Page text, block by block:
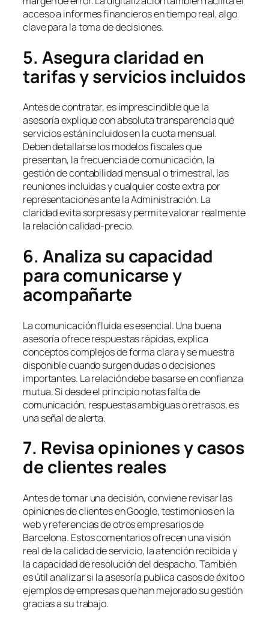
acceso a informes financieros en tiempo real, algo
clave para la toma de decisiones.
5. Asegura claridad en
tarifas y servicios incluidos
Antes de contratar, es imprescindible que la
asesoría explique con absoluta transparencia qué
servicios están incluidos en la cuota mensual.
Deben detallarse los modelos fiscales que
presentan, la frecuencia de comunicación, la
gestión de contabilidad mensual o trimestral, las
reuniones incluidas y cualquier coste extra por
representaciones ante la Administración. La
claridad evita sorpresas y permite valorar realmente
la relación calidad-precio.
6. Analiza su capacidad
para comunicarse y
acompañarte
La comunicación fluida es esencial. Una buena
asesoría ofrece respuestas rápidas, explica
conceptos complejos de forma clara y se muestra
disponible cuando surgen dudas o decisiones
importantes. La relación debe basarse en confianza
mutua. Si desde el principio notas falta de
comunicación, respuestas ambiguas o retrasos, es
una señal de alerta.
7. Revisa opiniones y casos
de clientes reales
Antes de tomar una decisión, conviene revisar las
opiniones de clientes en Google, testimonios en la
web y referencias de otros empresarios de
Barcelona. Estos comentarios ofrecen una visión
real de la calidad de servicio, la atención recibida y
la capacidad de resolución del despacho. También
es útil analizar si la asesoría publica casos de éxito o
ejemplos de empresas que han mejorado su gestión
gracias a su trabajo.